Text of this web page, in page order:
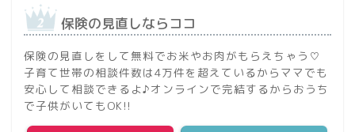
保険の見直しならココ
保険の見直しをして無料でお米やお肉がもらえちゃう♡
子育て世帯の相談件数は4万件を超えているからママでも
安心して相談できるよ♪オンラインで完結するからおうち
で子供がいてもOK!!